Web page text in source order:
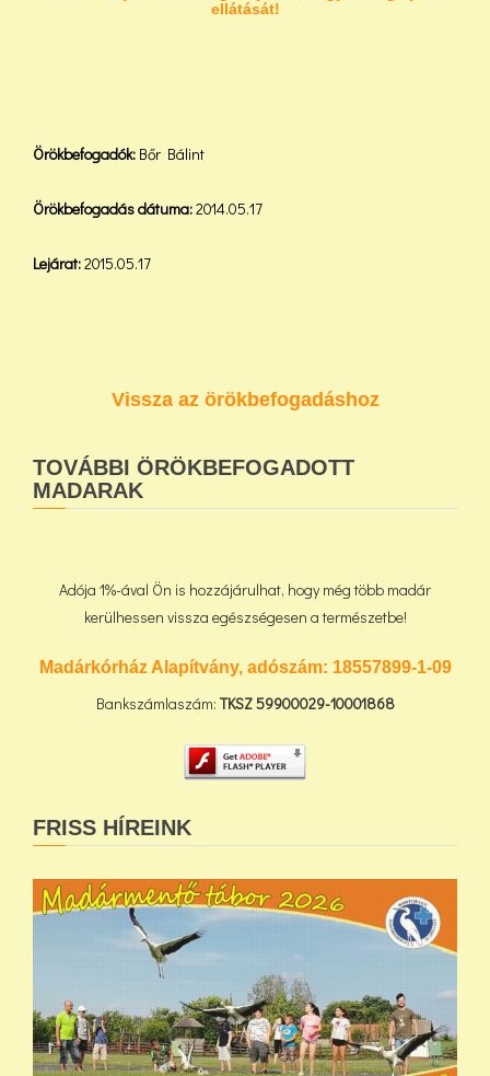
ellátását!
Örökbefogadók: Bőr Bálint
Örökbefogadás dátuma:2014.05.17
Lejárat:2015.05.17
Vissza az örökbefogadáshoz
TOVÁBBI ÖRÖKBEFOGADOTT
MADARAK
Adója 1%-ával Ön is hozzájárulhat, hogy még több madár
kerülhessen vissza egészségesen a természetbe!
Madárkórház Alapítvány, adószám: 18557899-1-09
Bankszámlaszám: TKSZ59900029-10001868
FRISS HÍREINK